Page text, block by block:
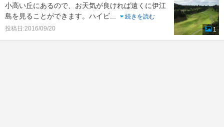
小高い丘にあるので、お天気が良ければ遠くに伊江
島を見ることができます。ハイビ...
続きを読む
投稿日:2016/09/20
1